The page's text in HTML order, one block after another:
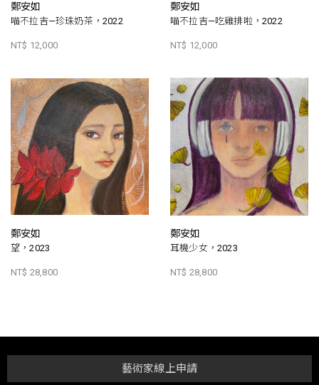
鄭安如
喵不拉吉—珍珠奶茶，2022
NT$ 12,000
鄭安如
喵不拉吉—吃雞排啦，2022
NT$ 12,000
鄭安如
望，2023
NT$ 28,800
鄭安如
耳機少女，2023
NT$ 28,800
藝術家線上申請